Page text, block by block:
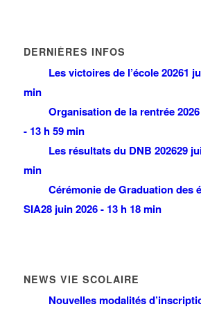
DERNIÈRES INFOS
Les victoires de l’école 20261
min
Organisation de la rentrée 2026
- 13 h 59 min
Les résultats du DNB 202629
min
Cérémonie de Graduation des
SIA28 juin 2026 - 13 h 18 min
NEWS VIE SCOLAIRE
Nouvelles modalités